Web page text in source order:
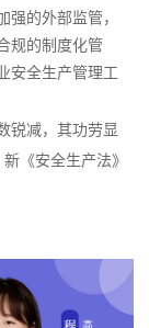
的外部监管，
规的制度化管
安全生产管理工
锐减，其功劳显
《安全生产法》